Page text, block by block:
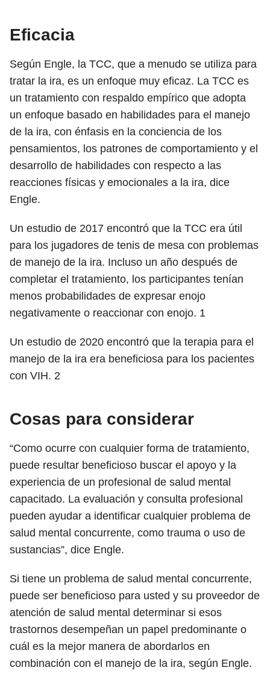
Eficacia
Según Engle, la TCC, que a menudo se utiliza para
tratar la ira, es un enfoque muy eficaz. La TCC es
un tratamiento con respaldo empírico que adopta
un enfoque basado en habilidades para el manejo
de la ira, con énfasis en la conciencia de los
pensamientos, los patrones de comportamiento y el
desarrollo de habilidades con respecto a las
reacciones físicas y emocionales a la ira, dice
Engle.
Un estudio de 2017 encontró que la TCC era útil
para los jugadores de tenis de mesa con problemas
de manejo de la ira. Incluso un año después de
completar el tratamiento, los participantes tenían
menos probabilidades de expresar enojo
negativamente o reaccionar con enojo. 1
Un estudio de 2020 encontró que la terapia para el
manejo de la ira era beneficiosa para los pacientes
con VIH. 2
Cosas para considerar
“Como ocurre con cualquier forma de tratamiento,
puede resultar beneficioso buscar el apoyo y la
experiencia de un profesional de salud mental
capacitado. La evaluación y consulta profesional
pueden ayudar a identificar cualquier problema de
salud mental concurrente, como trauma o uso de
sustancias”, dice Engle.
Si tiene un problema de salud mental concurrente,
puede ser beneficioso para usted y su proveedor de
atención de salud mental determinar si esos
trastornos desempeñan un papel predominante o
cuál es la mejor manera de abordarlos en
combinación con el manejo de la ira, según Engle.